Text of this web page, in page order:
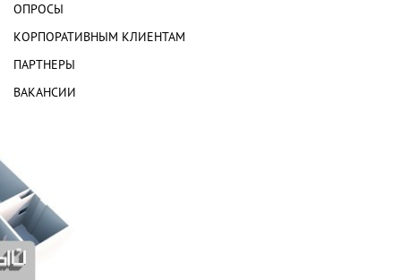
ОПРОСЫ
КОРПОРАТИВНЫМ КЛИЕНТАМ
ПАРТНЕРЫ
ВАКАНСИИ